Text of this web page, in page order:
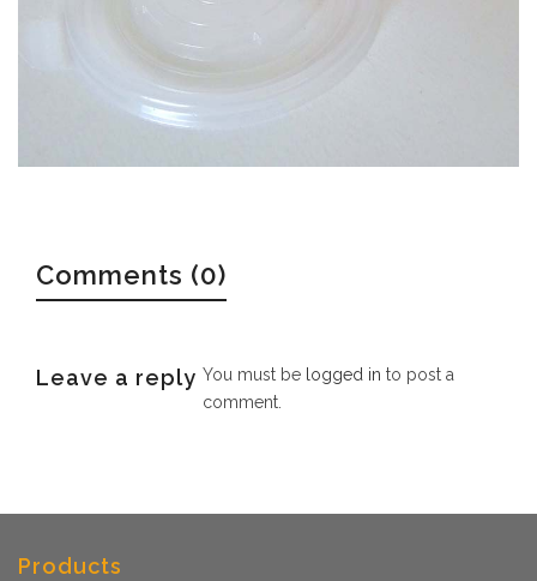
Comments (0)
Leave a reply You must be logged in to post a
comment.
Products